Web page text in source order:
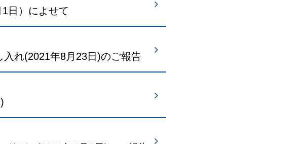
日）によせて
れ(2021年8月23日)のご報告